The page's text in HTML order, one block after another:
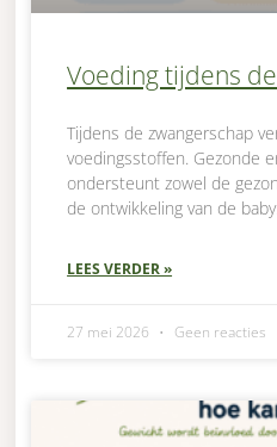
Voeding tijdens
Tijdens de zwangerschap
voedingsstoffen. Gezonde
ondersteunt zowel de
de ontwikkeling van de baby.
LEES VERDER »
27 mei 2026 Geen reacties